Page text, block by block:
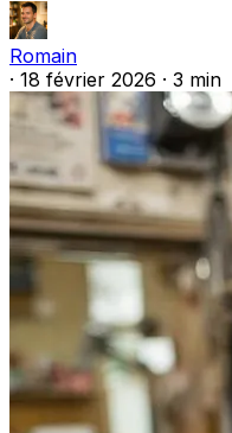
Romain
· 18 février 2026 · 3 min